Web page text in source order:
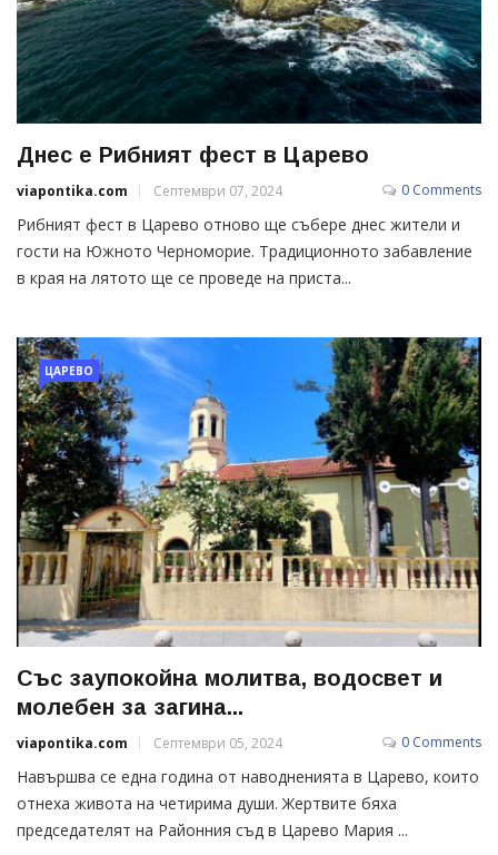
Днес е Рибният фест в Царево
viapontika.com Септември 07, 2024 0 Comments
Рибният фест в Царево отново ще събере днес жители и
гости на Южното Черноморие. Традиционното забавление
в края на лятото ще се проведе на приста...
ЦАРЕВО
Със заупокойна молитва, водосвет и
молебен за загина...
viapontika.com Септември 05, 2024 0 Comments
Навършва се една година от наводненията в Царево, които
отнеха живота на четирима души. Жертвите бяха
председателят на Районния съд в Царево Мария ...